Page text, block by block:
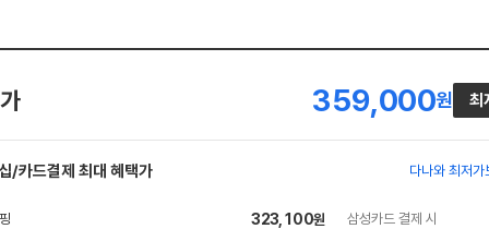
359,000원 최
/카드결제 최대 혜택가 다나와 최저가
323,100원 삼성카드 결제 시